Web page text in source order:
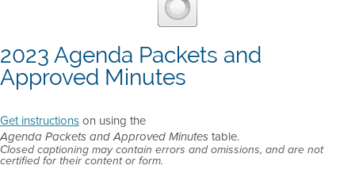
2023 Agenda Packets and
Approved Minutes
Get instructionson using the
Agenda Packets and Approved Minutes table.
Closed captioning may contain errors and omissions, and are not
certified for their content or form.